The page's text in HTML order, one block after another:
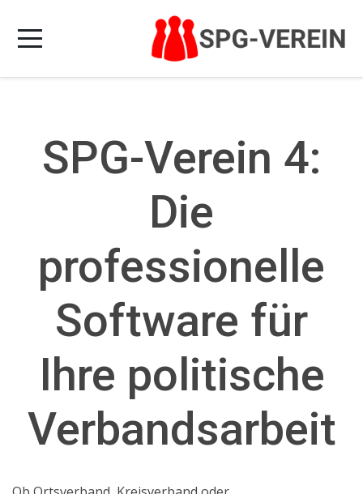
SPG-Verein 4:
Die
professionelle
Software für
Ihre politische
Verbandsarbeit